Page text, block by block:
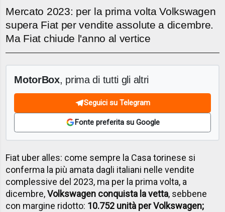
Mercato 2023: per la prima volta Volkswagen
supera Fiat per vendite assolute a dicembre.
Ma Fiat chiude l'anno al vertice
MotorBox, prima di tutti gli altri
Seguici su Telegram
Fonte preferita su Google
Fiat uber alles: come sempre la Casa torinese si
conferma la più amata dagli italiani nelle vendite
complessive del 2023, ma per la prima volta, a
dicembre,Volkswagen conquista la vetta, sebbene
con margine ridotto: 10.752 unità per Volkswagen;